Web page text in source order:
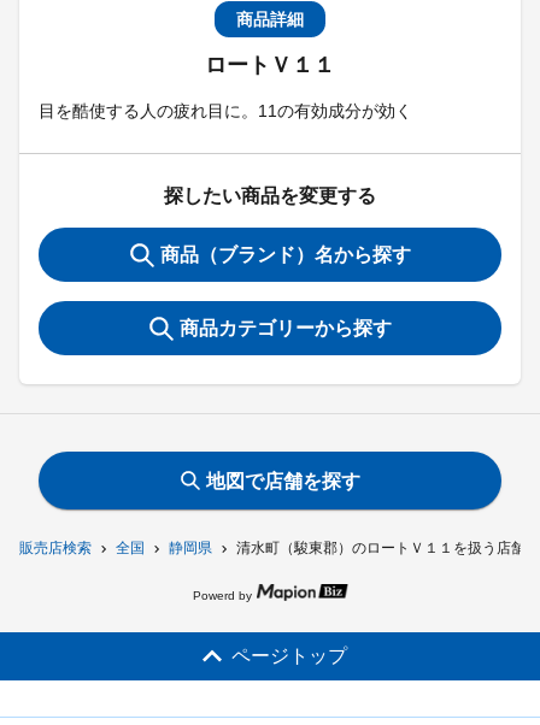
販売店検索 全国 静岡県 清水町（駿東郡）のロートＶ１１を扱う店舗
商品詳細
ロートＶ１１
目を酷使する人の疲れ目に。11の有効成分が効く
探したい商品を変更する
商品（ブランド）名から探す
商品カテゴリーから探す
地図で店舗を探す
Powerd by
ページトップ